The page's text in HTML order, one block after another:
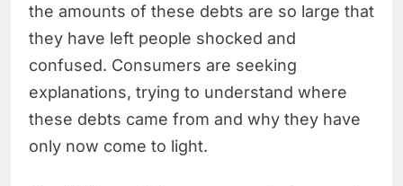
the amounts of these debts are so large that
they have left people shocked and
confused. Consumers are seeking
explanations, trying to understand where
these debts came from and why they have
only now come to light.